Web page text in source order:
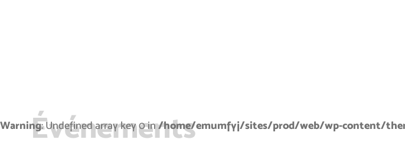
Warning: Undefined array key 0 in/home/emumfyj/sites/prod/web/wp-content/
Événements